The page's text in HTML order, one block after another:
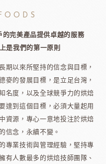
的完美產品提供卓越的服務
是我們的第一原則
期以來所堅持的信念與目標，
麥的發展目標，是立足台灣，
名度，以及全球競爭力的烘焙
達到這個目標，必須大量起用
資源，專心一意地投注於烘焙
信念，永續不變。
專業技術與管理經驗，堅持專
有人數最多的烘焙技師團隊、